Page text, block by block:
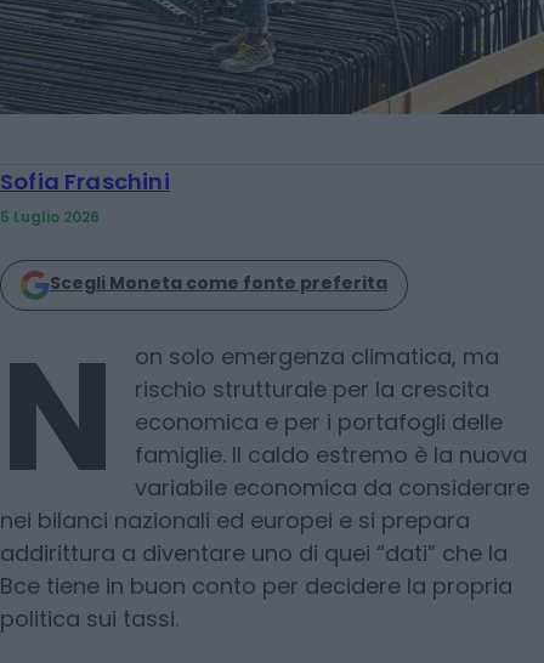
Sofia Fraschini
5 Luglio 2026
Scegli Moneta come fonte preferita
N
on solo emergenza climatica, ma
rischio strutturale per la crescita
economica e per i portafogli delle
famiglie. Il caldo estremo è la nuova
variabile economica da considerare
nei bilanci nazionali ed europei e si prepara
addirittura a diventare uno di quei “dati” che la
Bce tiene in buon conto per decidere la propria
politica sui tassi.